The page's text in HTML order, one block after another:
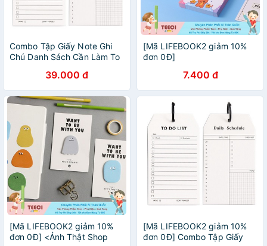
Combo Tập Giấy Note Ghi
Chú Danh Sách Cần Làm To
Kèm Khoen ( Tặng kèm Giấy
Note Bánh Bao)
39.000 đ
[Mã LIFEBOOK2 giảm 10%
đơn 0Đ]
7.400 đ
[Mã LIFEBOOK2 giảm 10%
đơn 0Đ] <Ảnh Thật Shop
[Mã LIFEBOOK2 giảm 10%
đơn 0Đ] Combo Tập Giấy